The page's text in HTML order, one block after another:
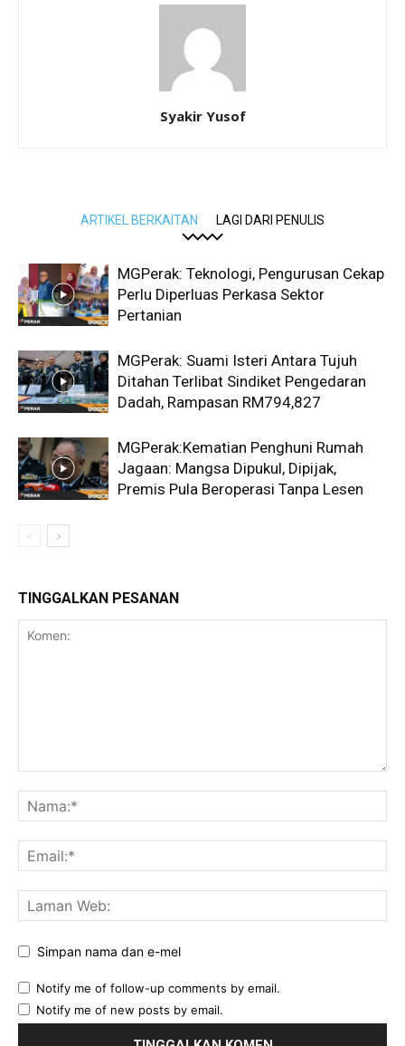
Syakir Yusof
ARTIKEL BERKAITAN LAGI DARI PENULIS
MGPerak: Teknologi, Pengurusan Cekap
Perlu Diperluas Perkasa Sektor
Pertanian
MGPerak: Suami Isteri Antara Tujuh
Ditahan Terlibat Sindiket Pengedaran
Dadah, Rampasan RM794,827
MGPerak:Kematian Penghuni Rumah
Jagaan: Mangsa Dipukul, Dipijak,
Premis Pula Beroperasi Tanpa Lesen
TINGGALKAN PESANAN
Simpan nama dan e-mel
Notify me of follow-up comments by email.
Notify me of new posts by email.